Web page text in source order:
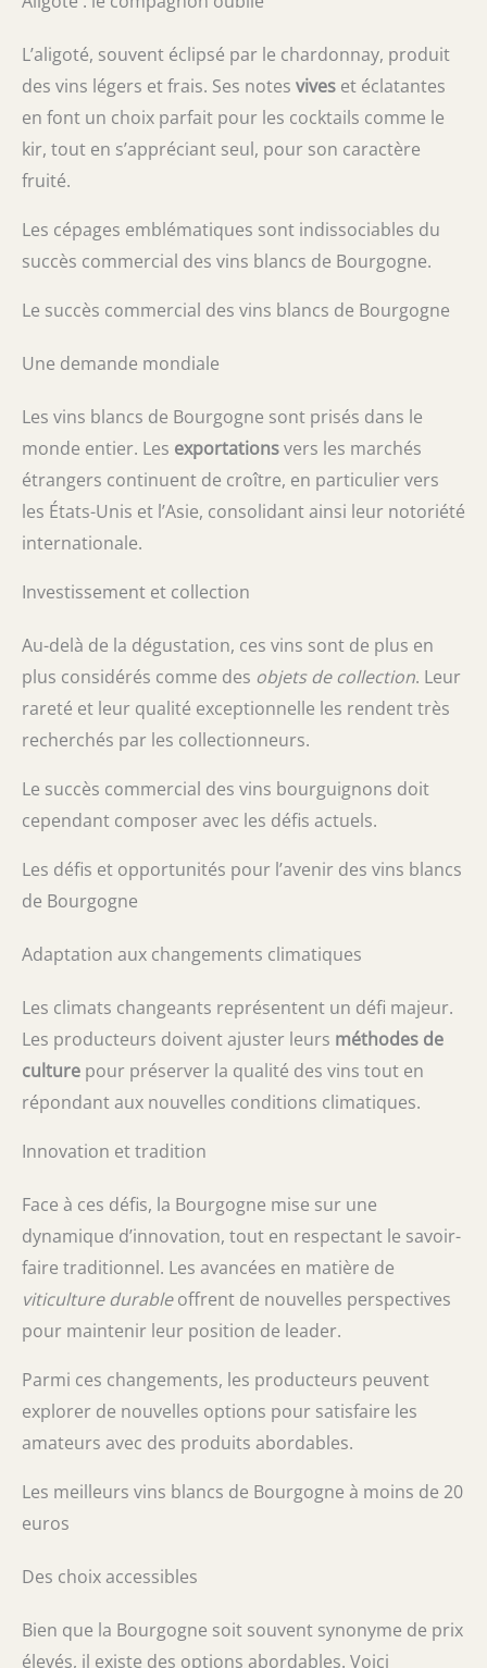
L’aligoté, souvent éclipsé par le chardonnay, produit
des vins légers et frais. Ses notes vives et éclatantes
en font un choix parfait pour les cocktails comme le
kir, tout en s’appréciant seul, pour son caractère
fruité.
Les cépages emblématiques sont indissociables du
succès commercial des vins blancs de Bourgogne.
Le succès commercial des vins blancs de Bourgogne
Une demande mondiale
Les vins blancs de Bourgogne sont prisés dans le
monde entier. Les exportationsvers les marchés
étrangers continuent de croître, en particulier vers
les États-Unis et l’Asie, consolidant ainsi leur notoriété
internationale.
Investissement et collection
Au-delà de la dégustation, ces vins sont de plus en
plus considérés comme des objets de collection. Leur
rareté et leur qualité exceptionnelle les rendent très
recherchés par les collectionneurs.
Le succès commercial des vins bourguignons doit
cependant composer avec les défis actuels.
Les défis et opportunités pour l’avenir des vins blancs
de Bourgogne
Adaptation aux changements climatiques
Les climats changeants représentent un défi majeur.
Les producteurs doivent ajuster leurs méthodes de
culture pour préserver la qualité des vins tout en
répondant aux nouvelles conditions climatiques.
Innovation et tradition
Face à ces défis, la Bourgogne mise sur une
dynamique d’innovation, tout en respectant le savoir-
faire traditionnel. Les avancées en matière de
viticulture durableoffrent de nouvelles perspectives
pour maintenir leur position de leader.
Parmi ces changements, les producteurs peuvent
explorer de nouvelles options pour satisfaire les
amateurs avec des produits abordables.
Les meilleurs vins blancs de Bourgogne à moins de 20
euros
Des choix accessibles
Bien que la Bourgogne soit souvent synonyme de prix
élevés, il existe des options abordables. Voici